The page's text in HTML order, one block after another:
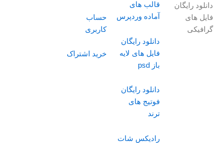
دانلود رایگان
فایل های
گرافیکی
قالب های
آماده وردپرس
دانلود رایگان
فایل های لایه
باز psd
دانلود رایگان
فوتیج های
ترند
رادیکس شات
حساب
کاربری
خرید اشتراک